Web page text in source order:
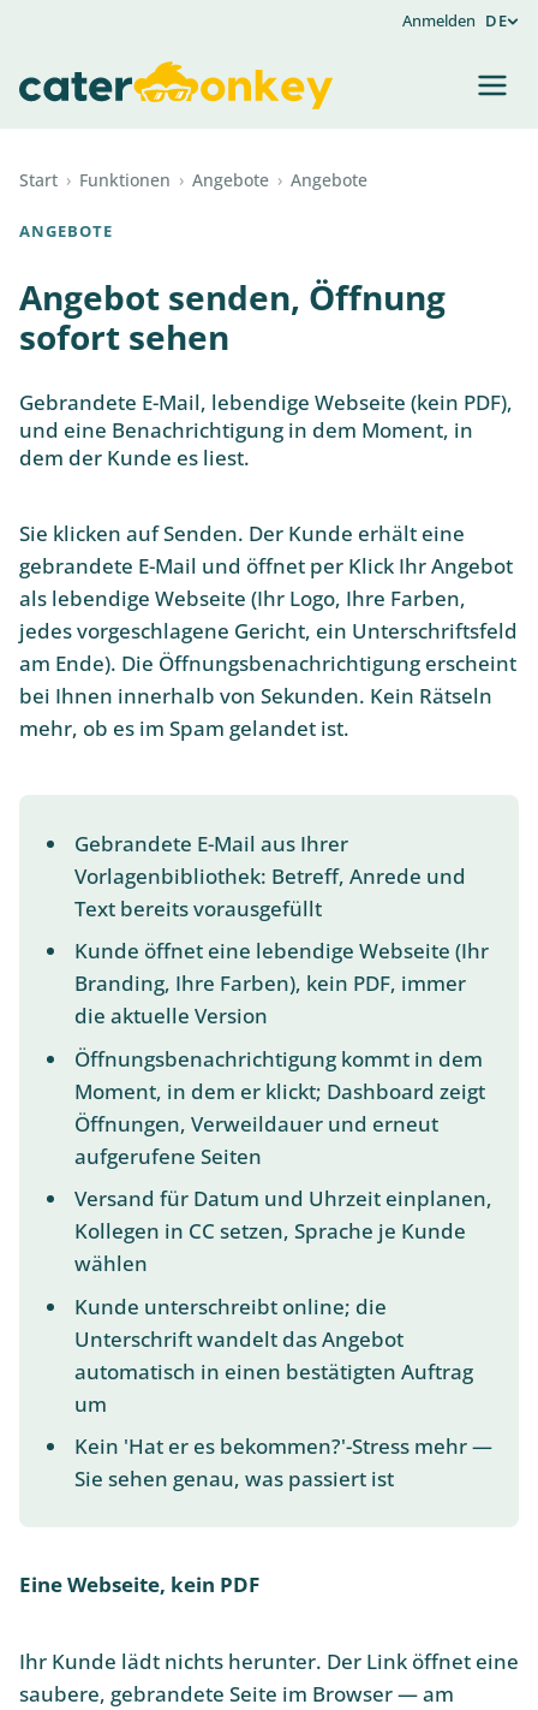
Anmelden DE
Start › Funktionen › Angebote › Angebote
ANGEBOTE
Angebot senden, Öffnung
sofort sehen
Gebrandete E-Mail, lebendige Webseite (kein PDF),
und eine Benachrichtigung in dem Moment, in
dem der Kunde es liest.
Sie klicken auf Senden. Der Kunde erhält eine
gebrandete E-Mail und öffnet per Klick Ihr Angebot
als lebendige Webseite (Ihr Logo, Ihre Farben,
jedes vorgeschlagene Gericht, ein Unterschriftsfeld
am Ende). Die Öffnungsbenachrichtigung erscheint
bei Ihnen innerhalb von Sekunden. Kein Rätseln
mehr, ob es im Spam gelandet ist.
Gebrandete E-Mail aus Ihrer
Vorlagenbibliothek: Betreff, Anrede und
Text bereits vorausgefüllt
Kunde öffnet eine lebendige Webseite (Ihr
Branding, Ihre Farben), kein PDF, immer
die aktuelle Version
Öffnungsbenachrichtigung kommt in dem
Moment, in dem er klickt; Dashboard zeigt
Öffnungen, Verweildauer und erneut
aufgerufene Seiten
Versand für Datum und Uhrzeit einplanen,
Kollegen in CC setzen, Sprache je Kunde
wählen
Kunde unterschreibt online; die
Unterschrift wandelt das Angebot
automatisch in einen bestätigten Auftrag
um
Kein 'Hat er es bekommen?'-Stress mehr —
Sie sehen genau, was passiert ist
Eine Webseite, kein PDF
Ihr Kunde lädt nichts herunter. Der Link öffnet eine
saubere, gebrandete Seite im Browser — am